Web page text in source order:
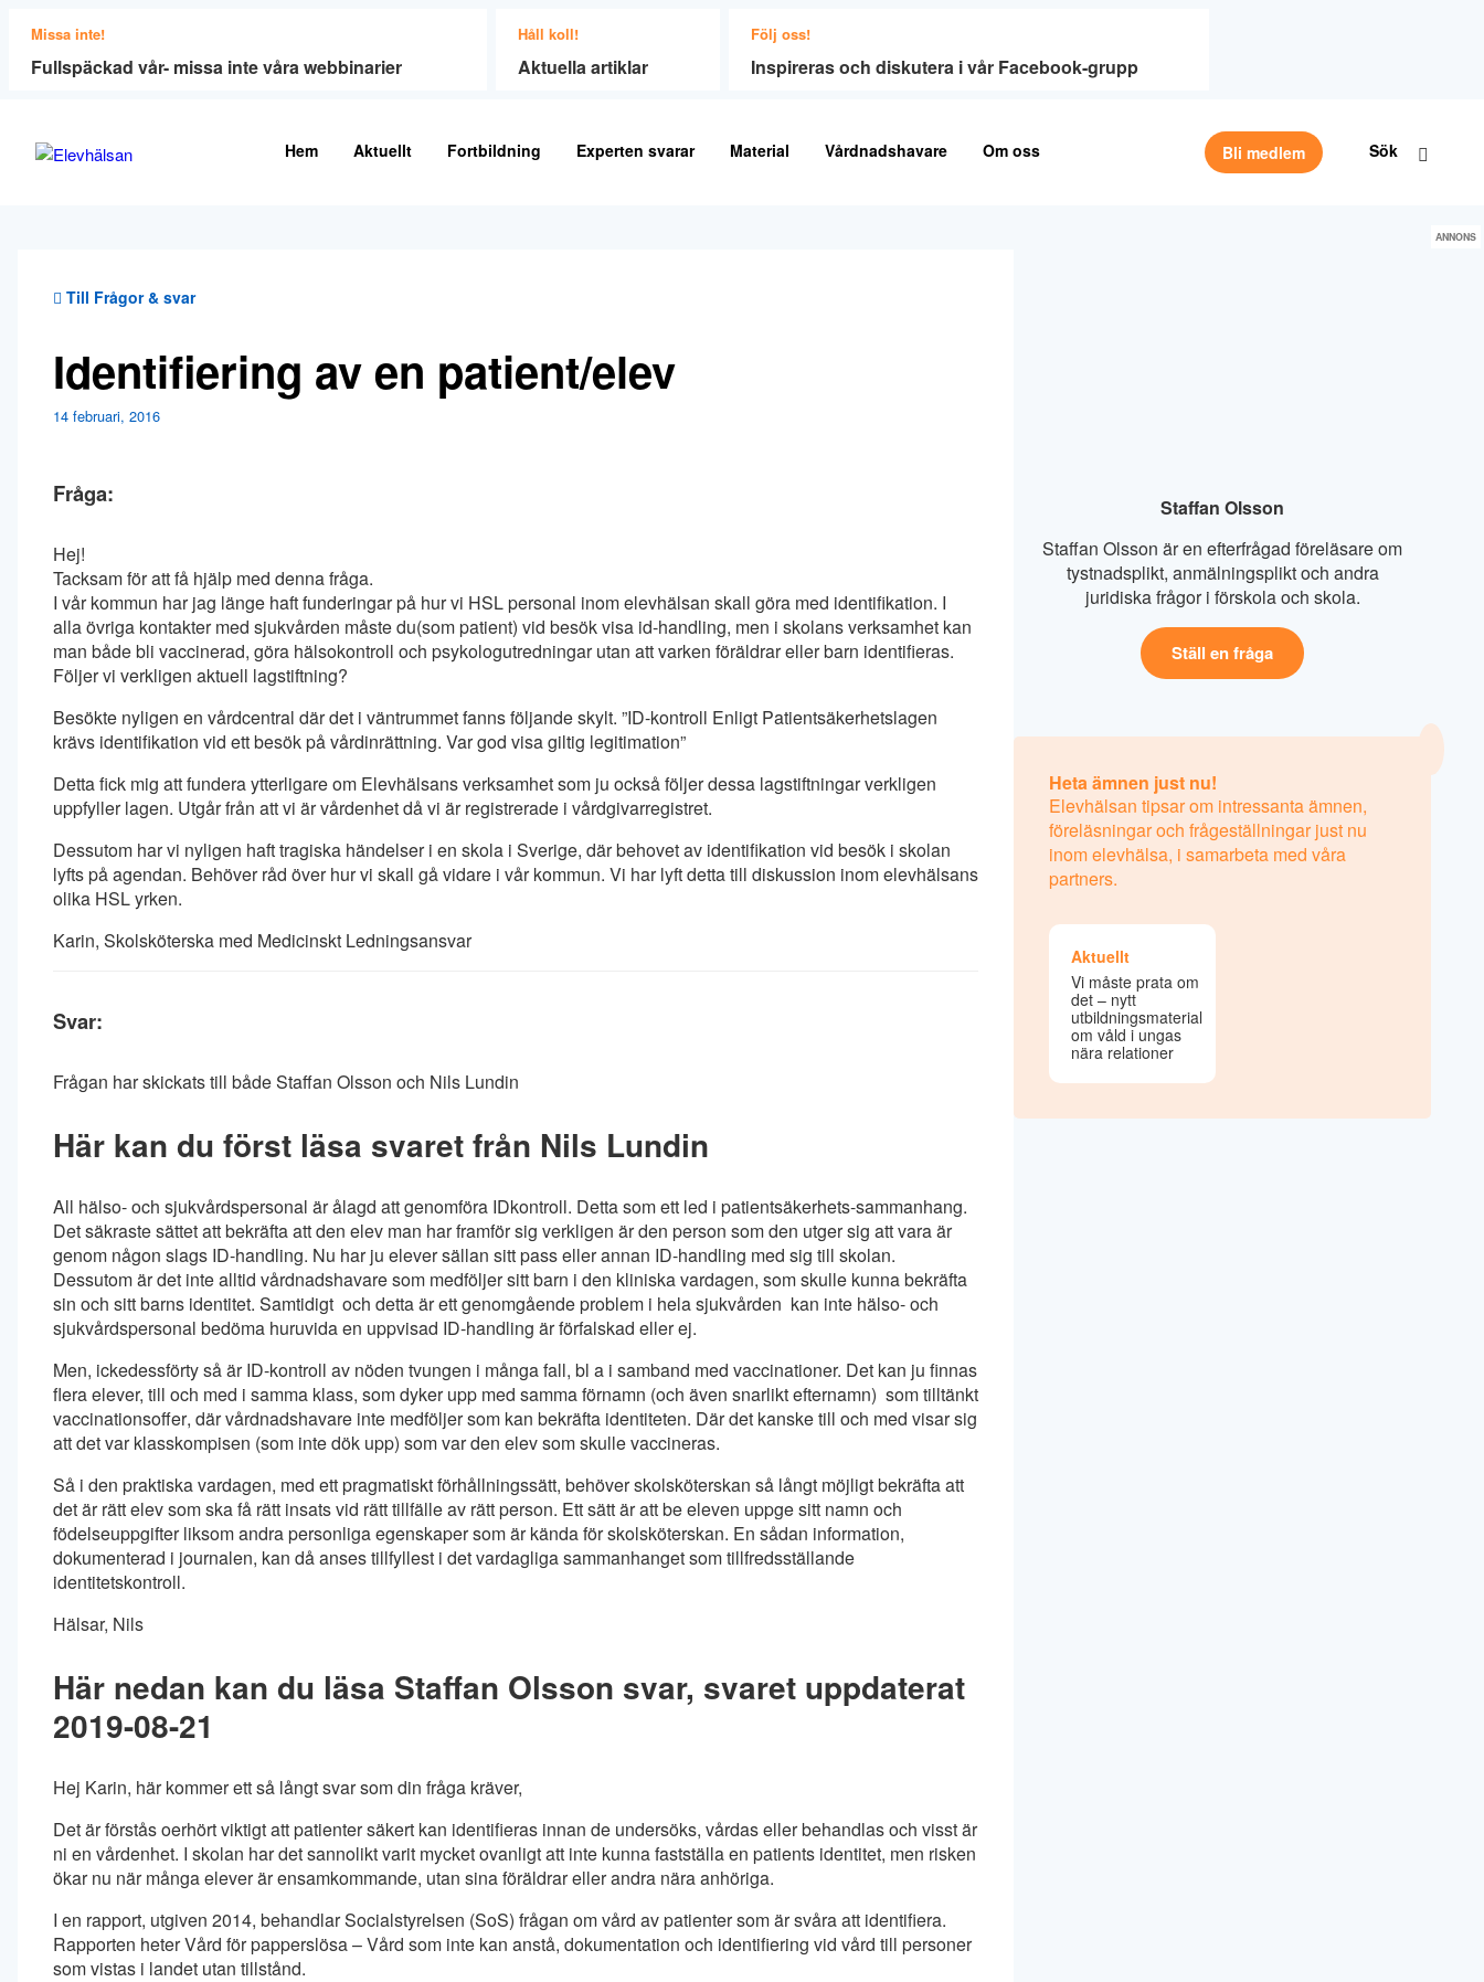
Missa inte!
Fullspäckad vår- missa inte våra webbinarier
Håll koll!
Aktuella artiklar
Följ oss!
Inspireras och diskutera i vår Facebook-grupp
Hem Aktuellt Fortbildning Experten svarar Material Vårdnadshavare Om oss Bli medlem Sök
Till Frågor & svar
Identifiering av en patient/elev
14 februari, 2016
Fråga:
Hej!
Tacksam för att få hjälp med denna fråga.
I vår kommun har jag länge haft funderingar på hur vi HSL personal inom elevhälsan skall göra med identifikation. I
alla övriga kontakter med sjukvården måste du(som patient) vid besök visa id-handling, men i skolans verksamhet kan
man både bli vaccinerad, göra hälsokontroll och psykologutredningar utan att varken föräldrar eller barn identifieras.
Följer vi verkligen aktuell lagstiftning?
Besökte nyligen en vårdcentral där det i väntrummet fanns följande skylt. ”ID-kontroll Enligt Patientsäkerhetslagen
krävs identifikation vid ett besök på vårdinrättning. Var god visa giltig legitimation”
Detta fick mig att fundera ytterligare om Elevhälsans verksamhet som ju också följer dessa lagstiftningar verkligen
uppfyller lagen. Utgår från att vi är vårdenhet då vi är registrerade i vårdgivarregistret.
Dessutom har vi nyligen haft tragiska händelser i en skola i Sverige, där behovet av identifikation vid besök i skolan
lyfts på agendan. Behöver råd över hur vi skall gå vidare i vår kommun. Vi har lyft detta till diskussion inom elevhälsans
olika HSL yrken.
Karin, Skolsköterska med Medicinskt Ledningsansvar
Svar:
Frågan har skickats till både Staffan Olsson och Nils Lundin
Här kan du först läsa svaret från Nils Lundin
All hälso- och sjukvårdspersonal är ålagd att genomföra IDkontroll. Detta som ett led i patientsäkerhets-sammanhang.
Det säkraste sättet att bekräfta att den elev man har framför sig verkligen är den person som den utger sig att vara är
genom någon slags ID-handling. Nu har ju elever sällan sitt pass eller annan ID-handling med sig till skolan.
Dessutom är det inte alltid vårdnadshavare som medföljer sitt barn i den kliniska vardagen, som skulle kunna bekräfta
sin och sitt barns identitet. Samtidigt  och detta är ett genomgående problem i hela sjukvården  kan inte hälso- och
sjukvårdspersonal bedöma huruvida en uppvisad ID-handling är förfalskad eller ej.
Men, ickedessförty så är ID-kontroll av nöden tvungen i många fall, bl a i samband med vaccinationer. Det kan ju finnas
flera elever, till och med i samma klass, som dyker upp med samma förnamn (och även snarlikt efternamn) som tilltänkt
vaccinationsoffer, där vårdnadshavare inte medföljer som kan bekräfta identiteten. Där det kanske till och med visar sig
att det var klasskompisen (som inte dök upp) som var den elev som skulle vaccineras.
Så i den praktiska vardagen, med ett pragmatiskt förhållningssätt, behöver skolsköterskan så långt möjligt bekräfta att
det är rätt elev som ska få rätt insats vid rätt tillfälle av rätt person. Ett sätt är att be eleven uppge sitt namn och
födelseuppgifter liksom andra personliga egenskaper som är kända för skolsköterskan. En sådan information,
dokumenterad i journalen, kan då anses tillfyllest i det vardagliga sammanhanget som tillfredsställande
identitetskontroll.
Hälsar, Nils
Här nedan kan du läsa Staffan Olsson svar, svaret uppdaterat
2019-08-21
Hej Karin, här kommer ett så långt svar som din fråga kräver,
Det är förstås oerhört viktigt att patienter säkert kan identifieras innan de undersöks, vårdas eller behandlas och visst är
ni en vårdenhet. I skolan har det sannolikt varit mycket ovanligt att inte kunna fastställa en patients identitet, men risken
ökar nu när många elever är ensamkommande, utan sina föräldrar eller andra nära anhöriga.
I en rapport, utgiven 2014, behandlar Socialstyrelsen (SoS) frågan om vård av patienter som är svåra att identifiera.
Rapporten heter Vård för papperslösa – Vård som inte kan anstå, dokumentation och identifiering vid vård till personer
som vistas i landet utan tillstånd.
Staffan Olsson
Staffan Olsson är en efterfrågad föreläsare om
tystnadsplikt, anmälningsplikt och andra
juridiska frågor i förskola och skola.
Ställ en fråga
Heta ämnen just nu!
Elevhälsan tipsar om intressanta ämnen,
föreläsningar och frågeställningar just nu
inom elevhälsa, i samarbeta med våra
partners.
Aktuellt
Vi måste prata om
det – nytt
utbildningsmaterial
om våld i ungas
nära relationer
ANNONS